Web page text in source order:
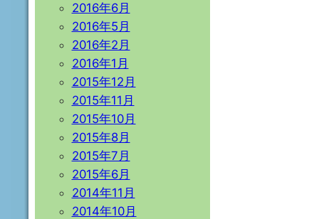
2016年6月
2016年5月
2016年2月
2016年1月
2015年12月
2015年11月
2015年10月
2015年8月
2015年7月
2015年6月
2014年11月
2014年10月